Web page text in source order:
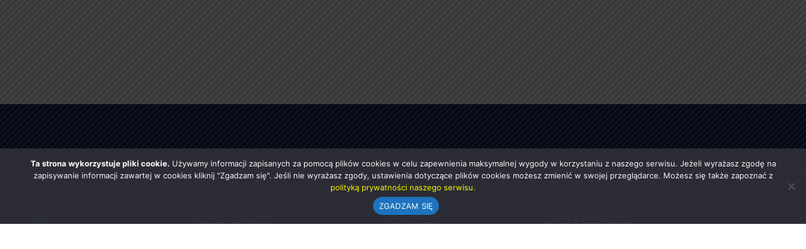
Strony lokalne Polecamy Jakość powietrza
Ta strona wykorzystuje pliki cookie. Używamy informacji zapisanych za pomocą plików cookies w celu zapewnienia maksymalnej wygody w korzystaniu z naszego serwisu. Jeżeli wyrażasz zgodę na
zapisywanie informacji zawartej w cookies kliknij "Zgadzam się". Jeśli nie wyrażasz zgody, ustawienia dotyczące plików cookies możesz zmienić w swojej przeglądarce. Możesz się także zapoznać z
polityką prywatności naszego serwisu.
ZGADZAM SIĘ